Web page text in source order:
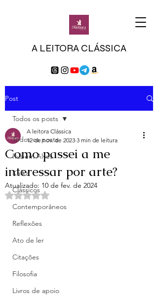
A LEITORA CLÁSSICA
Post
Todos os posts
Rubem Alves
Kafka
Clássicos
Contemporâneos
Reflexões
Ato de ler
Citações
Filosofia
Livros de apoio
Todos os posts
Como passei a me
interessar por arte?
A leitora Clássica
12 de nov. de 2023 3 min de leitura
Atualizado: 10 de fev. de 2024
Avaliado com NaN de 5 estrelas.